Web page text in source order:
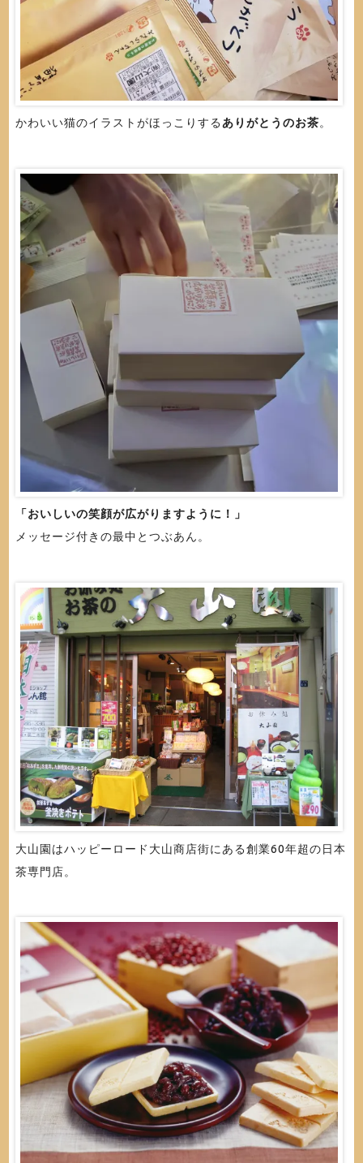
かわいい猫のイラストがほっこりする ありがとうのお茶。
「おいしいの笑顔が広がりますように！」
メッセージ付きの最中とつぶあん。
大山園はハッピーロード大山商店街にある創業60年超の日本
茶専門店。